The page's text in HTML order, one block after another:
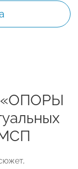
«ОПОРЫ